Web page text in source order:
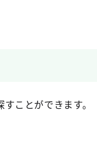
ことができます。